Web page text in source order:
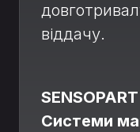
віддачу.
SENSOPART
Системи